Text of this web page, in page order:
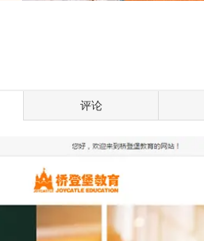
评论